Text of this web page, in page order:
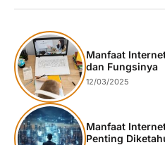
Manfaat
dan Fungsinya
12/03/2025
Manfaat
Penting